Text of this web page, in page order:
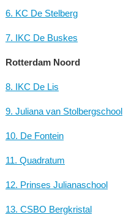
6. KC De Stelberg
7. IKC De Buskes
Rotterdam Noord
8. IKC De Lis
9. Juliana van Stolbergschool
10. De Fontein
11. Quadratum
12. Prinses Julianaschool
13. CSBO Bergkristal